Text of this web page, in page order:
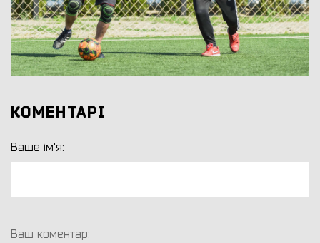
КОМЕНТАРІ
Ваше ім'я:
Ваш коментар: